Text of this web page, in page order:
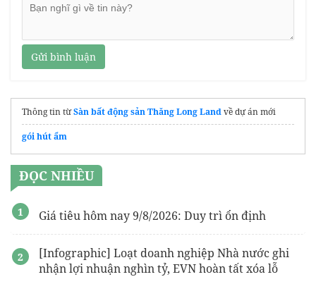
Gửi bình luận
Thông tin từSàn bất động sản Thăng Long Landvề dự án mới
gói hút ẩm
ĐỌC NHIỀU
Giá tiêu hôm nay 9/8/2026: Duy trì ổn định
[Infographic] Loạt doanh nghiệp Nhà nước ghi
nhận lợi nhuận nghìn tỷ, EVN hoàn tất xóa lỗ